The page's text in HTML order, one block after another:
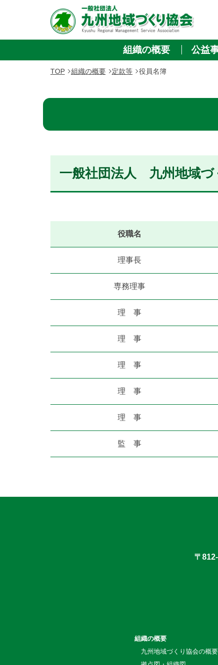
組織の概要 公益
TOP 組織の概要 定款等 役員名簿
一般社団法人 九州地域
役職名
理事長
専務理事
理 事
理 事
理 事
理 事
理 事
監 事
〒
組織の概要
九州地域づくり協会の概要